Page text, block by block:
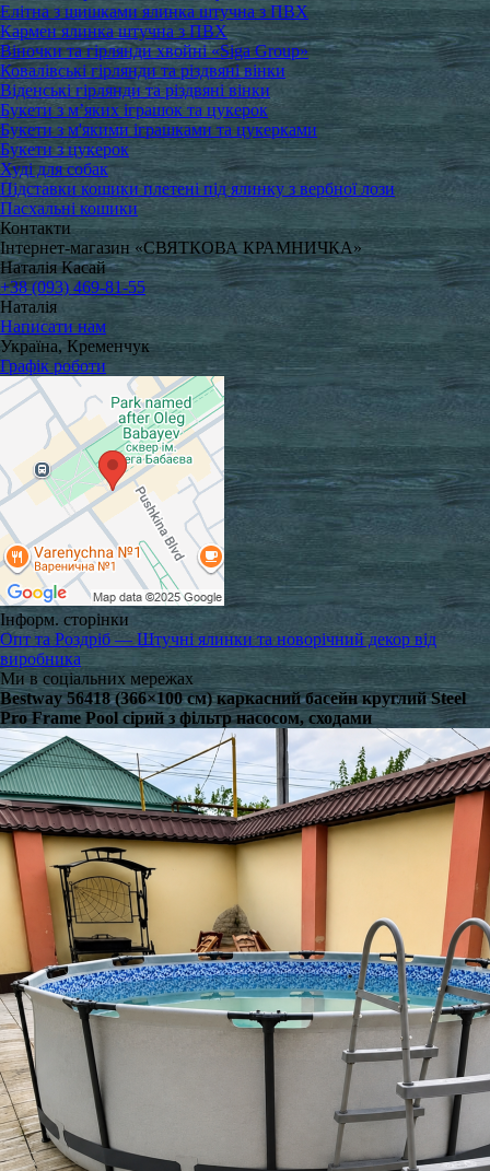
Елітна з шишками ялинка штучна з ПВХ
Кармен ялинка штучна з ПВХ
Віночки та гірлянди хвойні «Siga Group»
Ковалівські гірлянди та різдвяні вінки
Віденські гірлянди та різдвяні вінки
Букети з м’яких іграшок та цукерок
Букети з м'якими іграшками та цукерками
Букети з цукерок
Худі для собак
Підставки кошики плетені під ялинку з вербної лози
Пасхальні кошики
Контакти
Інтернет-магазин «СВЯТКОВА КРАМНИЧКА»
Наталія Касай
+38 (093) 469-81-55
Наталія
Написати нам
Україна, Кременчук
Графік роботи
Інформ. сторінки
Опт та Роздріб — Штучні ялинки та новорічний декор від
виробника
Ми в соціальних мережах
Bestway 56418 (366×100 см) каркасний басейн круглий Steel
Pro Frame Pool сірий з фільтр насосом, сходами